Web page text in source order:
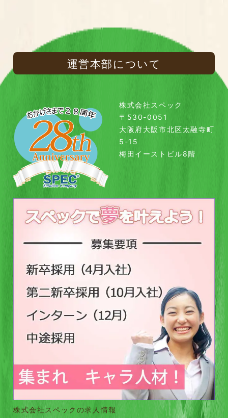
運営本部について
株式会社スペック
〒530-0051
大阪府大阪市北区太融寺町
5-15
梅田イーストビル8階
株式会社スペックの求人情報